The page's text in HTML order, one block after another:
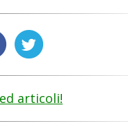
articoli!